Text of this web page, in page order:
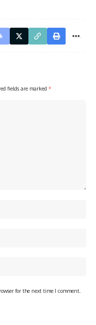
fields are marked *
for the next time I comment.